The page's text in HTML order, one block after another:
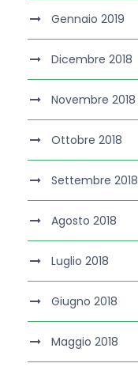
Gennaio 2019
Dicembre 2018
Novembre 2018
Ottobre 2018
Settembre 2018
Agosto 2018
Luglio 2018
Giugno 2018
Maggio 2018